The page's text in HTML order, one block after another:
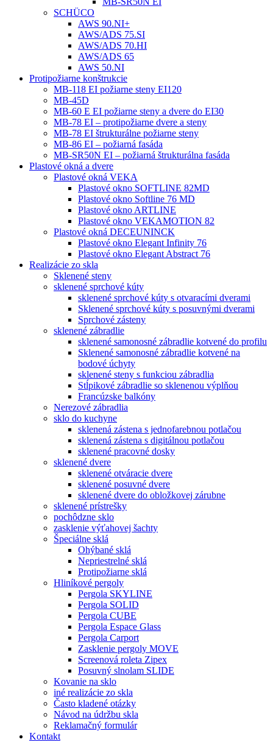
SCHÜCO
AWS 90.NI+
AWS/ADS 75.SI
AWS/ADS 70.HI
AWS/ADS 65
AWS 50.NI
Protipožiarne konštrukcie
MB-118 EI požiarne steny EI120
MB-45D
MB-60 E EI požiarne steny a dvere do EI30
MB-78 EI – protipožiarne dvere a steny
MB-78 EI štrukturálne požiarne steny
MB-86 EI – požiarná fasáda
MB-SR50N EI – požiarná štrukturálna fasáda
Plastové okná a dvere
Plastové okná VEKA
Plastové okno SOFTLINE 82MD
Plastové okno Softline 76 MD
Plastové okno ARTLINE
Plastové okno VEKAMOTION 82
Plastové okná DECEUNINCK
Plastové okno Elegant Infinity 76
Plastové okno Elegant Abstract 76
Realizácie zo skla
Sklenené steny
sklenené sprchové kúty
sklenené sprchové kúty s otvaracími dverami
Sklenené sprchové kúty s posuvnými dverami
Sprchové zásteny
sklenené zábradlie
sklenené samonosné zábradlie kotvené do profilu
Sklenené samonosné zábradlie kotvené na
bodové úchyty
sklenené steny s funkciou zábradlia
Stĺpikové zábradlie so sklenenou výplňou
Francúzske balkóny
Nerezové zábradlia
sklo do kuchyne
sklenená zástena s jednofarebnou potlačou
sklenená zástena s digitálnou potlačou
sklenené pracovné dosky
sklenené dvere
sklenené otváracie dvere
sklenené posuvné dvere
sklenené dvere do obložkovej zárubne
sklenené prístrešky
pochôdzne sklo
zasklenie výťahovej šachty
Špeciálne sklá
Ohýbané sklá
Nepriestrelné sklá
Protipožiarne sklá
Hliníkové pergoly
Pergola SKYLINE
Pergola SOLID
Pergola CUBE
Pergola Espace Glass
Pergola Carport
Zasklenie pergoly MOVE
Screenová roleta Zipex
Posuvný slnolam SLIDE
Kovanie na sklo
iné realizácie zo skla
Často kladené otázky
Návod na údržbu skla
Reklamačný formulár
Kontakt